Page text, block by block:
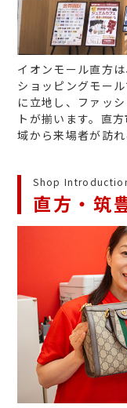
イオンモール直方
ショッピングモー
に立地し、ファッ
トが揃います。直
域から来場者が訪れ
Shop
直方・筑